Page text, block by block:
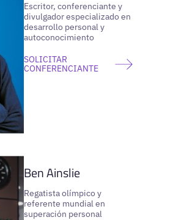
Escritor, conferenciante y
divulgador especializado en
desarrollo personal y
autoconocimiento
SOLICITAR
CONFERENCIANTE
Ben Ainslie
Regatista olímpico y
referente mundial en
superación personal